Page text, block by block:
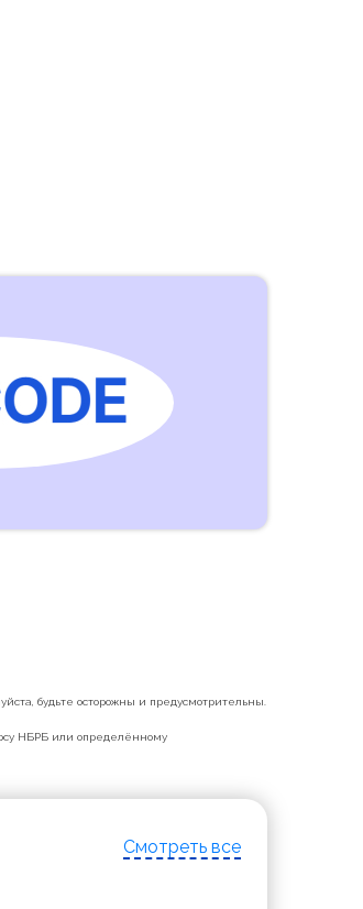
будьте осторожны и предусмотрительны.
НБРБ или определённому
Смотреть все